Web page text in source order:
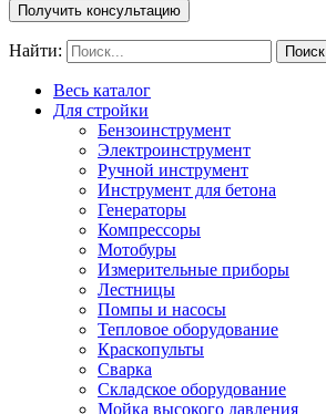
Получить консультацию
Найти:
Весь каталог
Для стройки
Бензоинструмент
Электроинструмент
Ручной инструмент
Инструмент для бетона
Генераторы
Компрессоры
Мотобуры
Измерительные приборы
Лестницы
Помпы и насосы
Тепловое оборудование
Краскопульты
Сварка
Складское оборудование
Мойка высокого давления